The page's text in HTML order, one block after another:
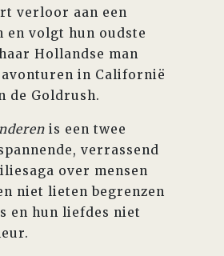
verloor aan een
en volgt hun oudste
Hollandse man
in Californië
de Goldrush.
is een twee
verrassend
over mensen
niet lieten begrenzen
en hun liefdes niet